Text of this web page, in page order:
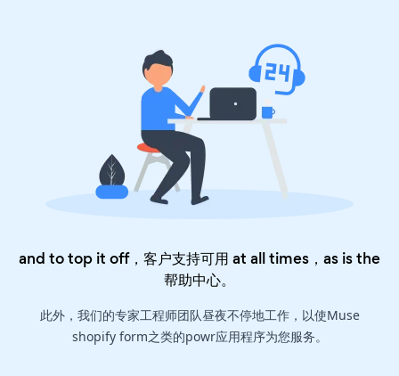
and to top it off，客户支持可用 at all times，as is the
帮助中心。
此外，我们的专家工程师团队昼夜不停地工作，以使Muse
shopify form之类的powr应用程序为您服务。